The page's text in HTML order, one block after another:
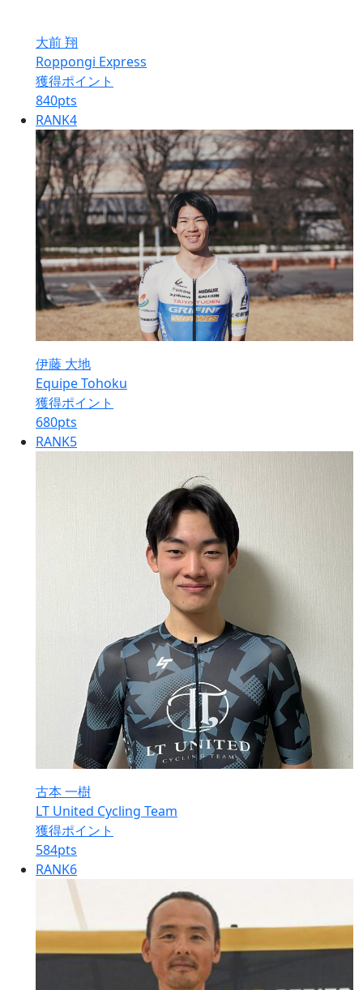
大前 翔
Roppongi Express
獲得ポイント
840pts
RANK4
伊藤 大地
Equipe Tohoku
獲得ポイント
680pts
RANK5
古本 一樹
LT United Cycling Team
獲得ポイント
584pts
RANK6